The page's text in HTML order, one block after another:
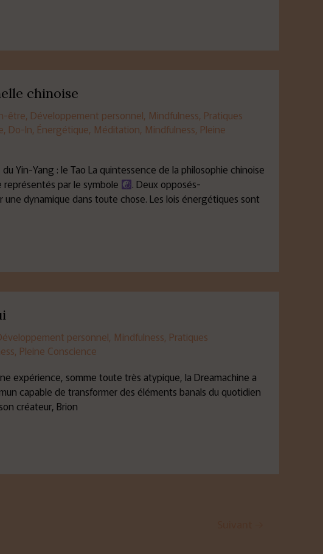
chinoise
être, Développement personnel, Mindfulness, Pratiques
, Do-In, Énergétique, Méditation, Mindfulness, Pleine
Yin-Yang : le Tao La quintessence de la philosophie chinoise
représentés par le symbole
. Deux opposés-
dynamique dans toute chose. Les lois énergétiques sont
personnel, Mindfulness, Pratiques
, Pleine Conscience
expérience, somme toute très atypique, la Dreamachine a
capable de transformer des éléments banals du quotidien
créateur, Brion